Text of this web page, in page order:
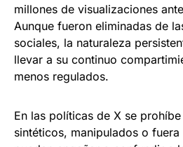
millones de visualizaciones
Aunque fueron eliminadas de
sociales, la naturaleza
llevar a su continuo
menos regulados.
En las políticas de X se
sintéticos, manipulados o